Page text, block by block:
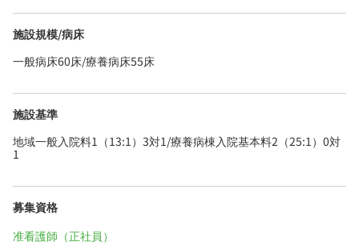
施設規模/病床
一般病床60床/療養病床55床
施設基準
地域一般入院料1（13:1）3対1/療養病棟入院基本料2（25:1）0対
1
募集資格
准看護師（正社員）